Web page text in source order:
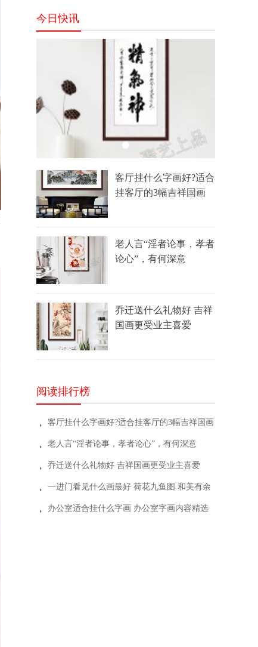
今日快讯
客厅挂什么字画好?适合
挂客厅的3幅吉祥国画
老人言“淫者论事，孝者
论心”，有何深意
乔迁送什么礼物好 吉祥
国画更受业主喜爱
阅读排行榜
뀧 客厅挂什么字画好?适合挂客厅的3幅吉祥国画
뀧 老人言“淫者论事，孝者论心”，有何深意
뀧 乔迁送什么礼物好 吉祥国画更受业主喜爱
뀧 一进门看见什么画最好 荷花九鱼图 和美有余
뀧 办公室适合挂什么字画 办公室字画内容精选